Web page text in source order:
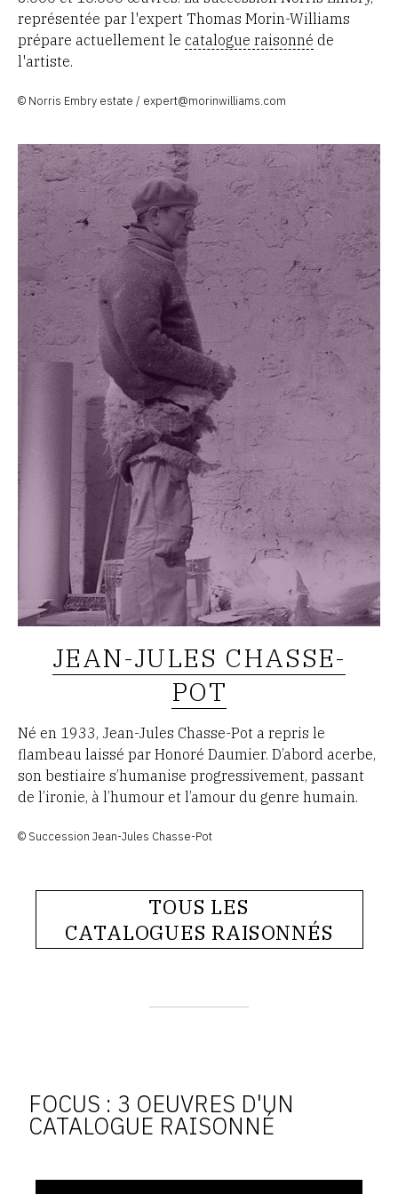
représentée par l'expert Thomas Morin-Williams
prépare actuellement le catalogue raisonné de
l'artiste.
© Norris Embry estate / expert@morinwilliams.com
JEAN-JULES CHASSE-
POT
Né en 1933, Jean-Jules Chasse-Pot a repris le
flambeau laissé par Honoré Daumier. D’abord acerbe,
son bestiaire s’humanise progressivement, passant
de l’ironie, à l’humour et l’amour du genre humain.
© Succession Jean-Jules Chasse-Pot
TOUS LES
CATALOGUES RAISONNÉS
FOCUS : 3 OEUVRES D'UN
CATALOGUE RAISONNÉ